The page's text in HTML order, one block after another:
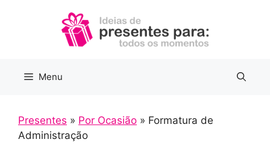
Menu
Presentes » Por Ocasião » Formatura de
Administração